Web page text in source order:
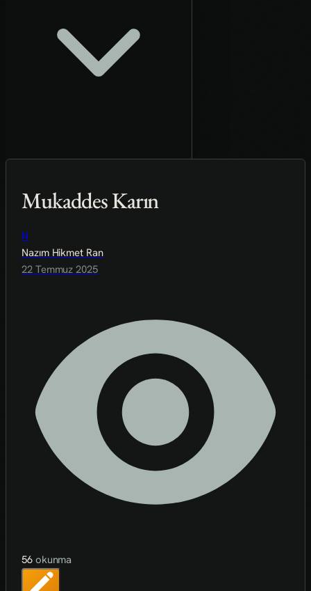
Mukaddes Karın
N
Nazım Hikmet Ran
22 Temmuz 2025
56 okunma